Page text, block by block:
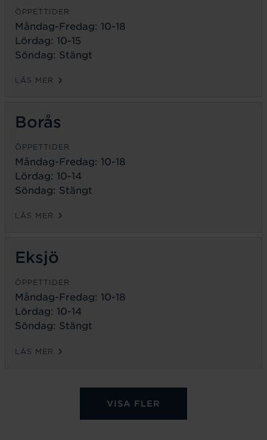
ÖPPETTIDER
Måndag-Fredag: 10-18
Lördag: 10-15
Söndag: Stängt
LÄS MER
Borås
ÖPPETTIDER
Måndag-Fredag: 10-18
Lördag: 10-14
Söndag: Stängt
LÄS MER
Eksjö
ÖPPETTIDER
Måndag-Fredag: 10-18
Lördag: 10-14
Söndag: Stängt
LÄS MER
VISA FLER